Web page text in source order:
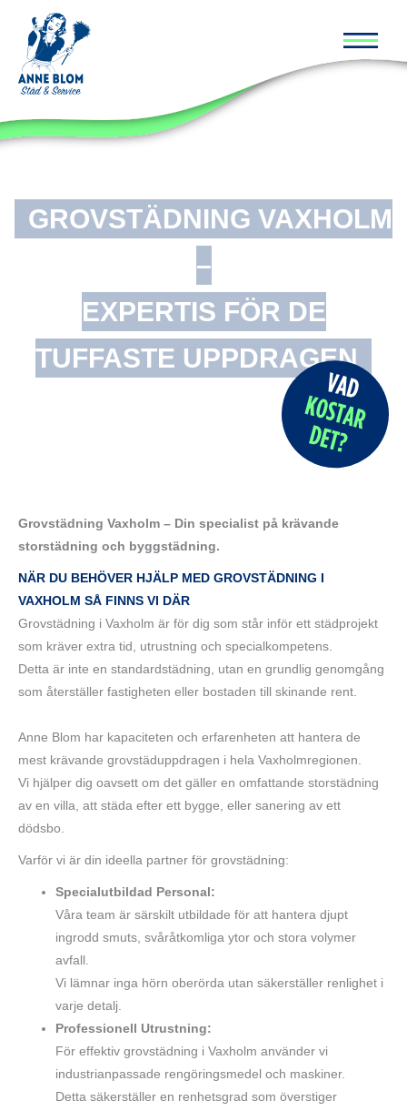
GROVSTÄDNING VAXHOLM
–
EXPERTIS FÖR DE
TUFFASTE UPPDRAGEN
Grovstädning Vaxholm – Din specialist på krävande
storstädning och byggstädning.
NÄR DU BEHÖVER HJÄLP MED GROVSTÄDNING I
VAXHOLM SÅ FINNS VI DÄR
Grovstädning i Vaxholm är för dig som står inför ett städprojekt
som kräver extra tid, utrustning och specialkompetens.
Detta är inte en standardstädning, utan en grundlig genomgång
som återställer fastigheten eller bostaden till skinande rent.
Anne Blom har kapaciteten och erfarenheten att hantera de
mest krävande grovstäduppdragen i hela Vaxholmregionen.
Vi hjälper dig oavsett om det gäller en omfattande storstädning
av en villa, att städa efter ett bygge, eller sanering av ett
dödsbo.
Varför vi är din ideella partner för grovstädning:
Specialutbildad Personal:
Våra team är särskilt utbildade för att hantera djupt
ingrodd smuts, svåråtkomliga ytor och stora volymer
avfall.
Vi lämnar inga hörn oberörda utan säkerställer renlighet i
varje detalj.
Professionell Utrustning:
För effektiv grovstädning i Vaxholm använder vi
industrianpassade rengöringsmedel och maskiner.
Detta säkerställer en renhetsgrad som överstiger